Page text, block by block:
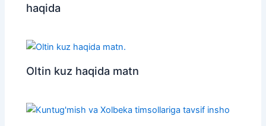
haqida
Oltin kuz haqida matn